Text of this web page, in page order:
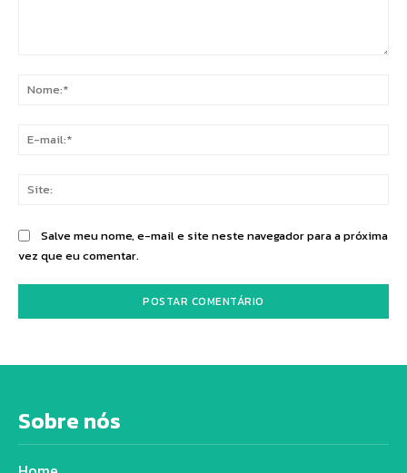
Salve meu nome, e-mail e site neste navegador para a próxima
vez que eu comentar.
Sobre nós